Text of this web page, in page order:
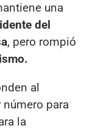
una
del
, pero rompió
al
para
la